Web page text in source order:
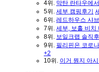
4위. 막탄 란타우에
5위. 세부 캠핑후기
6위. 레드하우스 샤
7위. 세부, 보홀 비치
8위. 보일크랩 솔직후
9위. 필리핀은 코로
+2
10위. 이거 뭔지 아